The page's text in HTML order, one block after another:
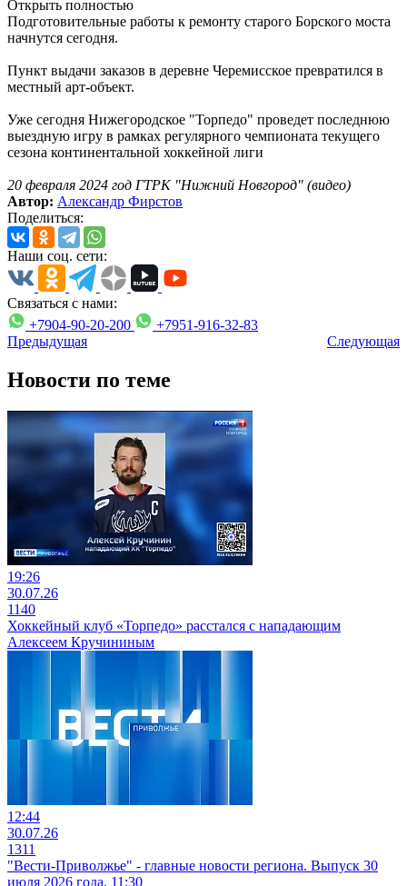
Открыть полностью
Подготовительные работы к ремонту старого Борского моста
начнутся сегодня.
Пункт выдачи заказов в деревне Черемисское превратился в
местный арт-объект.
Уже сегодня Нижегородское "Торпедо" проведет последнюю
выездную игру в рамках регулярного чемпионата текущего
сезона континентальной хоккейной лиги
20 февраля 2024 год ГТРК "Нижний Новгород" (видео)
Автор: Александр Фирстов
Поделиться:
Наши соц. сети:
Связаться с нами:
+7904-90-20-200
+7951-916-32-83
Предыдущая
Следующая
Новости по теме
19:26
30.07.26
1140
Хоккейный клуб «Торпедо» расстался с нападающим
Алексеем Кручининым
12:44
30.07.26
1311
"Вести-Приволжье" - главные новости региона. Выпуск 30
июля 2026 года, 11:30